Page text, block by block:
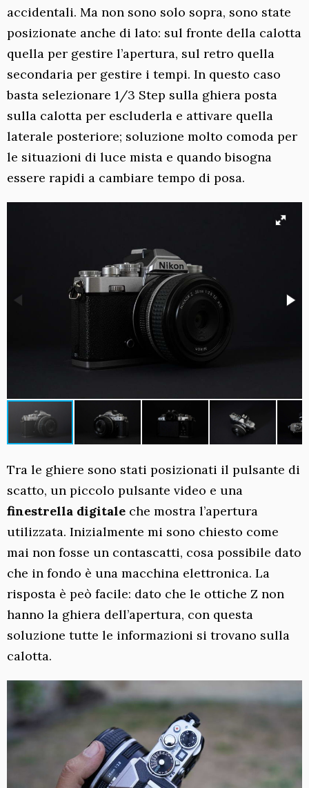
accidentali. Ma non sono solo sopra, sono state
posizionate anche di lato: sul fronte della calotta
quella per gestire l’apertura, sul retro quella
secondaria per gestire i tempi. In questo caso
basta selezionare 1/3 Step sulla ghiera posta
sulla calotta per escluderla e attivare quella
laterale posteriore; soluzione molto comoda per
le situazioni di luce mista e quando bisogna
essere rapidi a cambiare tempo di posa.
Tra le ghiere sono stati posizionati il pulsante di
scatto, un piccolo pulsante video e una
finestrella digitale che mostra l’apertura
utilizzata. Inizialmente mi sono chiesto come
mai non fosse un contascatti, cosa possibile dato
che in fondo è una macchina elettronica. La
risposta è peò facile: dato che le ottiche Z non
hanno la ghiera dell’apertura, con questa
soluzione tutte le informazioni si trovano sulla
calotta.